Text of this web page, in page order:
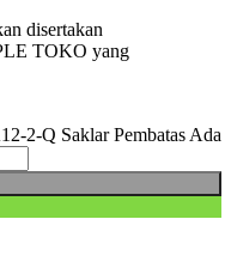
disertakan
TOKO yang
2-Q Saklar Pembatas Ada